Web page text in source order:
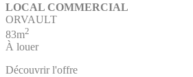
LOCAL COMMERCIAL
ORVAULT
83m2
À louer
Découvrir l'offre